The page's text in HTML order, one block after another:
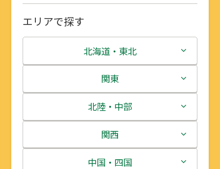
エリアで探す
北海道・東北
北海道
青森県
岩手県
宮城県
関東
茨城県
栃木県
群馬県
北陸・中部
新潟県
富山県
関西
三重県
中国・四国